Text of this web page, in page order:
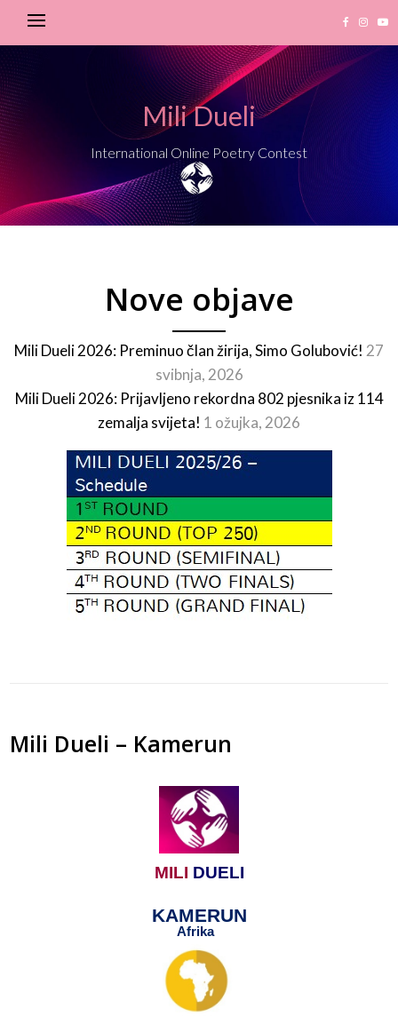
Mili Dueli
International Online Poetry Contest
Nove objave
Mili Dueli 2026: Preminuo član žirija, Simo Golubović! 27
svibnja, 2026
Mili Dueli 2026: Prijavljeno rekordna 802 pjesnika iz 114
zemalja svijeta! 1 ožujka, 2026
Mili Dueli – Kamerun
MILI DUELI
KAMERUN
Afrika​​